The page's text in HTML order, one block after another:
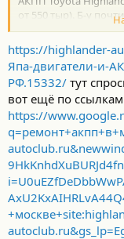
от 550 тыр). Б-у
км)
https://highlander-
Япа-двигатели-и-
РФ.15332/ тут
вот ещё по
https://